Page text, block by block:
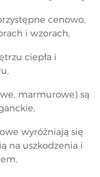
cenowo,
i wzorach,
ciepła i
marmurowe) są
wyróżniają się
na uszkodzenia i